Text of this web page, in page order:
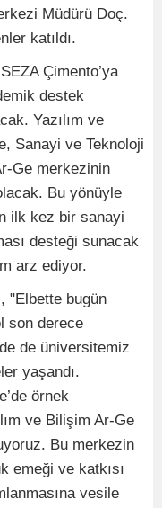
Müdürü Doç.
katıldı.
Çimento’ya
destek
Yazılım ve
Sanayi ve Teknoloji
Ge merkezinin
Bu yönüyle
ilk kez bir sanayi
desteği sunacak
arz ediyor.
"Elbette bugün
son derece
de üniversitemiz
yaşandı.
örnek
ve Bilişim Ar-Ge
Bu merkezin
emeği ve katkısı
vesile